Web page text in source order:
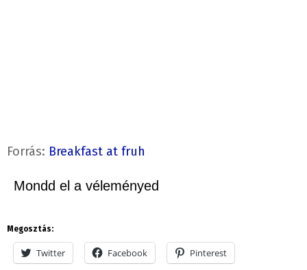
Forrás: Breakfast at fruh
Mondd el a véleményed
Megosztás:
Twitter Facebook Pinterest